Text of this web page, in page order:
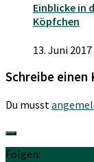
Einblicke in
Köpfchen
13. Juni 2017
Schreibe einen
Du musst
Folgen: